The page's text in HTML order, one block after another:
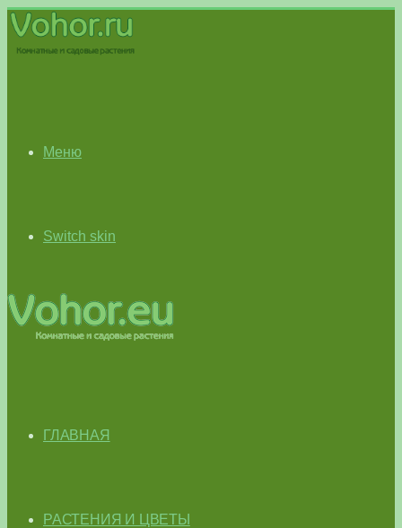
Меню
Switch skin
ГЛАВНАЯ
РАСТЕНИЯ И ЦВЕТЫ